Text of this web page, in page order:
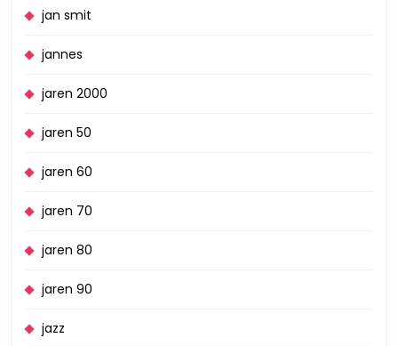
jan smit
jannes
jaren 2000
jaren 50
jaren 60
jaren 70
jaren 80
jaren 90
jazz